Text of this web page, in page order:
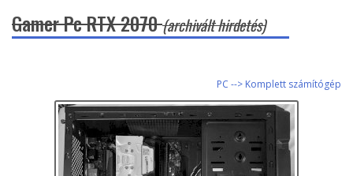
Gamer Pc RTX 2070(archivált hirdetés)
PC --> Komplett számítógép